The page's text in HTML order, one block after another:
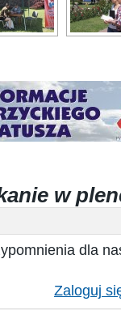
w
dla
Zaloguj